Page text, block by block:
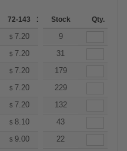
72-143 144-287 More
Stock Qty.
$ 7.20 6.849
$ 7.20 6.8431
$ 7.20 6.84179
$ 7.20 6.84229
$ 7.20 6.84132
$ 8.10 7.6943
$ 9.00 8.5522